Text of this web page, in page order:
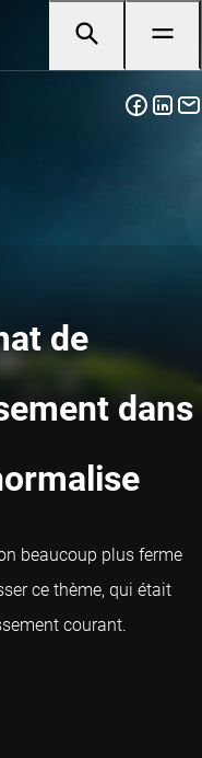
de
dans
beaucoup plus ferme
ce thème, qui était
courant.